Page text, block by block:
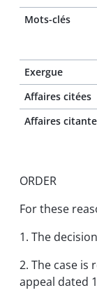
Mots-clés
Exergue
Affaires citées
Affaires
ORDER
For these
1. The
2. The case
appeal dated